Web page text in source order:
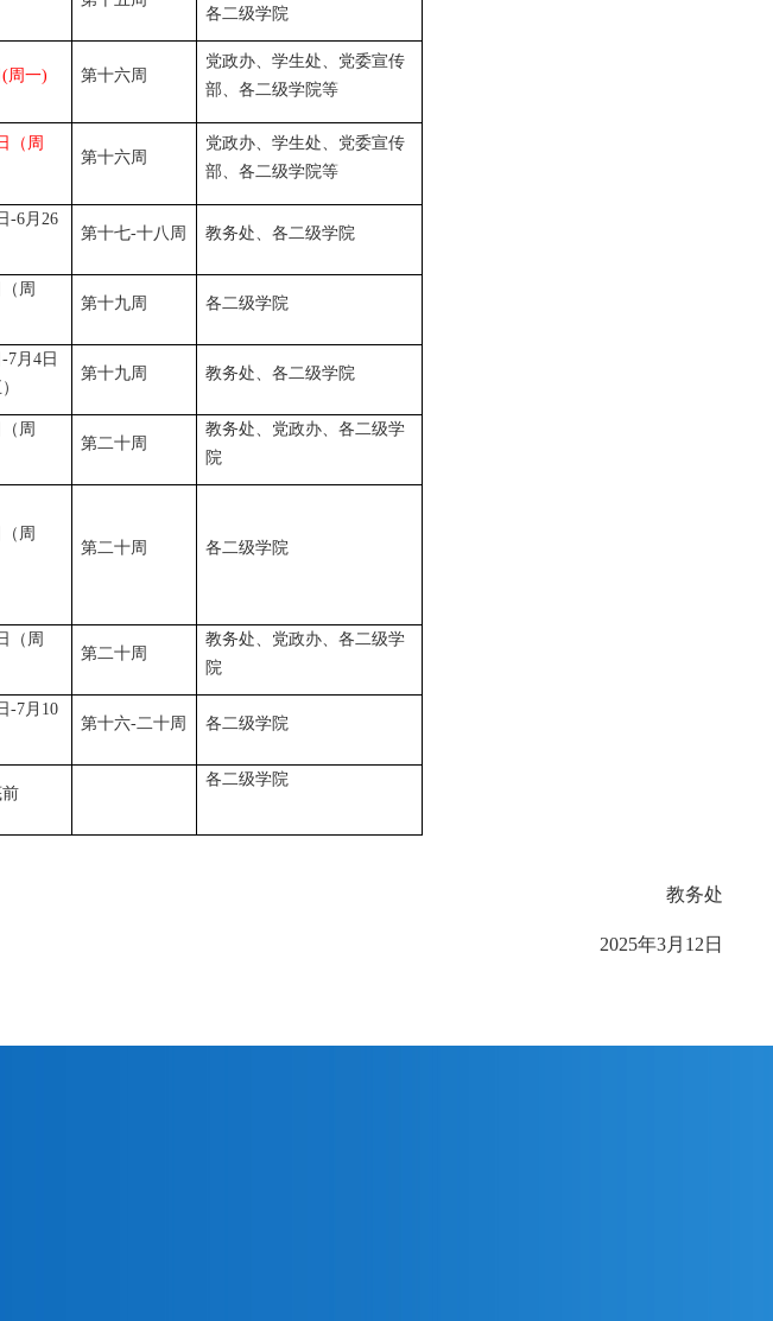
各二级学院
(周一) 第十六周
党政办、学生处、党委宣传
部、各二级学院等
（周
第十六周
党政办、学生处、党委宣传
部、各二级学院等
-6月26
第十七-十八周 教务处、各二级学院
周
第十九周 各二级学院
7月4日
第十九周 教务处、各二级学院
周
第二十周
教务处、党政办、各二级学
院
周
第二十周
各二级学院
（周
第二十周
教务处、党政办、各二级学
院
-7月10
第十六-二十周 各二级学院
前
各二级学院
教务处
2025年3月12日